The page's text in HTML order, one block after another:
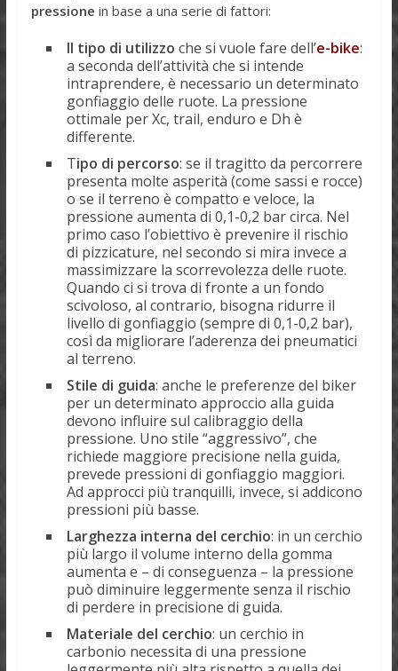
pressione in base a una serie di fattori:
Il tipo di utilizzo che si vuole fare dell’e-bike:
a seconda dell’attività che si intende
intraprendere, è necessario un determinato
gonfiaggio delle ruote. La pressione
ottimale per Xc, trail, enduro e Dh è
differente.
Tipo di percorso: se il tragitto da percorrere
presenta molte asperità (come sassi e rocce)
o se il terreno è compatto e veloce, la
pressione aumenta di 0,1-0,2 bar circa. Nel
primo caso l’obiettivo è prevenire il rischio
di pizzicature, nel secondo si mira invece a
massimizzare la scorrevolezza delle ruote.
Quando ci si trova di fronte a un fondo
scivoloso, al contrario, bisogna ridurre il
livello di gonfiaggio (sempre di 0,1-0,2 bar),
così da migliorare l’aderenza dei pneumatici
al terreno.
Stile di guida: anche le preferenze del biker
per un determinato approccio alla guida
devono influire sul calibraggio della
pressione. Uno stile “aggressivo”, che
richiede maggiore precisione nella guida,
prevede pressioni di gonfiaggio maggiori.
Ad approcci più tranquilli, invece, si addicono
pressioni più basse.
Larghezza interna del cerchio: in un cerchio
più largo il volume interno della gomma
aumenta e – di conseguenza – la pressione
può diminuire leggermente senza il rischio
di perdere in precisione di guida.
Materiale del cerchio: un cerchio in
carbonio necessita di una pressione